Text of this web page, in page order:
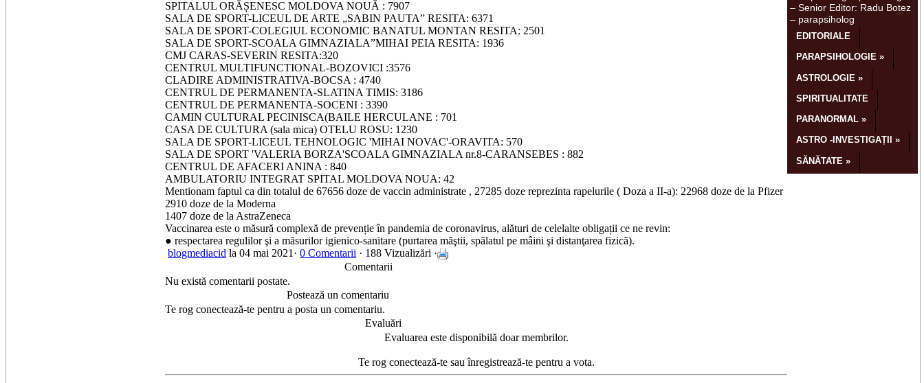
SPITALUL ORĂȘENESC MOLDOVA NOUĂ : 7907
SALA DE SPORT-LICEUL DE ARTE „SABIN PAUTA” RESITA: 6371
SALA DE SPORT-COLEGIUL ECONOMIC BANATUL MONTAN RESITA: 2501
SALA DE SPORT-SCOALA GIMNAZIALA”MIHAI PEIA RESITA: 1936
CMJ CARAS-SEVERIN RESITA:320
CENTRUL MULTIFUNCTIONAL-BOZOVICI :3576
CLADIRE ADMINISTRATIVA-BOCSA : 4740
CENTRUL DE PERMANENTA-SLATINA TIMIS: 3186
CENTRUL DE PERMANENTA-SOCENI : 3390
CAMIN CULTURAL PECINISCA(BAILE HERCULANE : 701
CASA DE CULTURA (sala mica) OTELU ROSU: 1230
SALA DE SPORT-LICEUL TEHNOLOGIC 'MIHAI NOVAC'-ORAVITA: 570
SALA DE SPORT 'VALERIA BORZA'SCOALA GIMNAZIALA nr.8-CARANSEBES : 882
CENTRUL DE AFACERI ANINA : 840
AMBULATORIU INTEGRAT SPITAL MOLDOVA NOUA: 42
Mentionam faptul ca din totalul de 67656 doze de vaccin administrate , 27285 doze reprezinta rapelurile ( Doza a II-a): 22968 doze de la Pfizer
2910 doze de la Moderna
1407 doze de la AstraZeneca
Vaccinarea este o măsură complexă de prevenție în pandemia de coronavirus, alături de celelalte obligații ce ne revin:
● respectarea regulilor şi a măsurilor igienico-sanitare (purtarea măştii, spălatul pe mâini şi distanţarea fizică).
blogmediacid la 04 mai 2021· 0 Comentarii · 188 Vizualizări ·
Comentarii
Nu există comentarii postate.
Postează un comentariu
Te rog conectează-te pentru a posta un comentariu.
Evaluări
Evaluarea este disponibilă doar membrilor.
Te rog conectează-te sau înregistrează-te pentru a vota.